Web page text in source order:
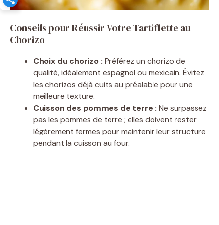
Conseils pour Réussir Votre Tartiflette au
Chorizo
Choix du chorizo : Préférez un chorizo de
qualité, idéalement espagnol ou mexicain. Évitez
les chorizos déjà cuits au préalable pour une
meilleure texture.
Cuisson des pommes de terre : Ne surpassez
pas les pommes de terre ; elles doivent rester
légèrement fermes pour maintenir leur structure
pendant la cuisson au four.